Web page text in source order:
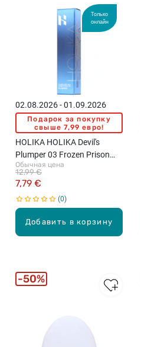
Только
онлайн
Добавить в корзину
02.08.2026 - 01.09.2026
Подарок за покупку
свыше 7,99 евро!
HOLIKA HOLIKA Devil's
Plumper 03 Frozen Prison
Glowy Topper блеск для губ,
4г
Обычная цена
7,79 €
12,99 €
0
50%